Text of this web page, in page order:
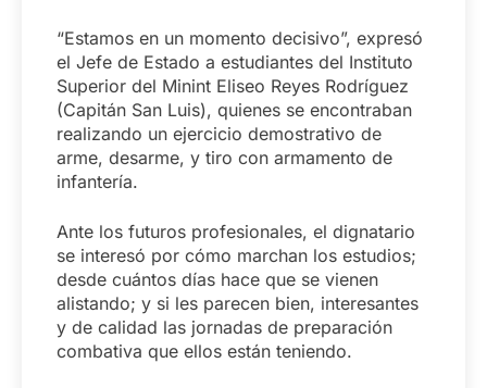
“Estamos en un momento decisivo”, expresó
el Jefe de Estado a estudiantes del Instituto
Superior del Minint Eliseo Reyes Rodríguez
(Capitán San Luis), quienes se encontraban
realizando un ejercicio demostrativo de
arme, desarme, y tiro con armamento de
infantería.
Ante los futuros profesionales, el dignatario
se interesó por cómo marchan los estudios;
desde cuántos días hace que se vienen
alistando; y si les parecen bien, interesantes
y de calidad las jornadas de preparación
combativa que ellos están teniendo.